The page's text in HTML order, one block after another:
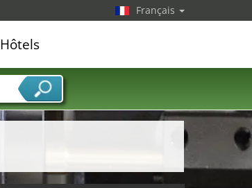
Français
Hôtels